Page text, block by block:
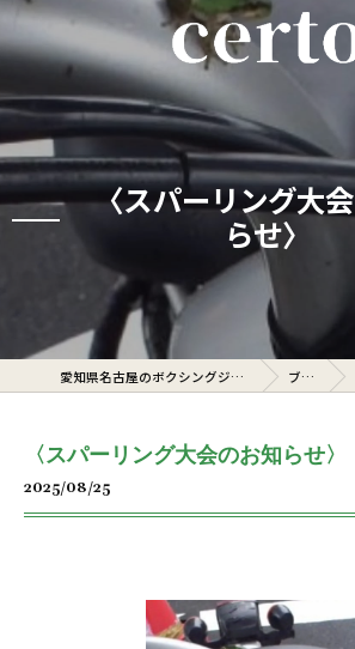
〈スパーリング大
らせ〉
愛知県名古屋のボクシングジムならcerto ブログ
〈スパーリング大会のお知らせ〉
2025/08/25